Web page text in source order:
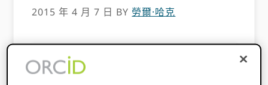
2015 年 4 月 7 日 BY 勞爾·哈克
此內容已有三年多了。此帖子中包含的資訊
可能不準確。